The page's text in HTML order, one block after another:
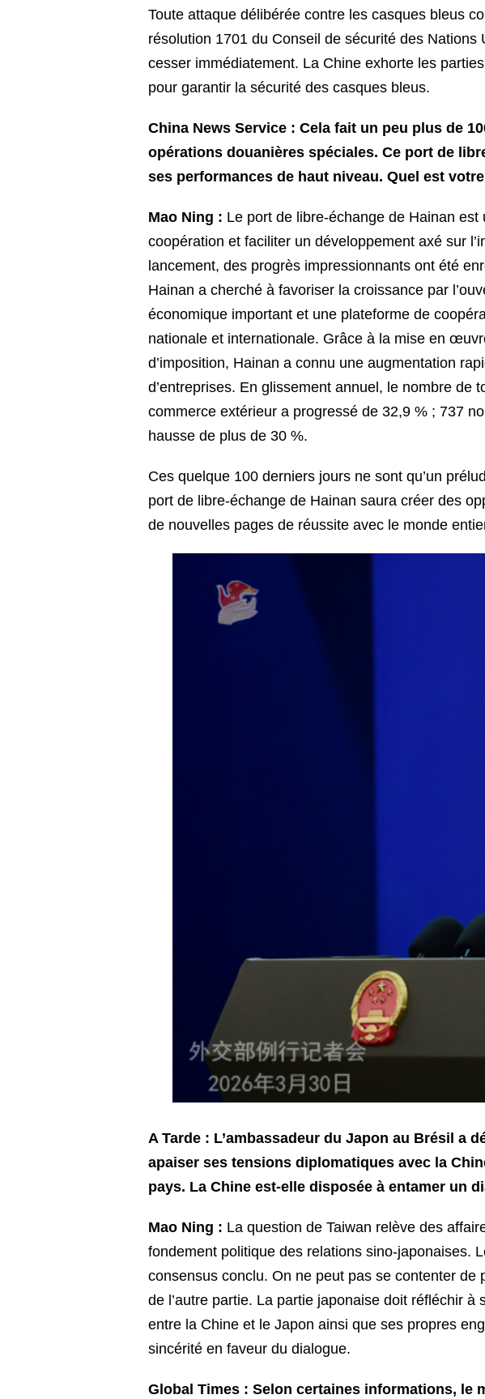
Toute attaque délibérée contre les casques bleus
résolution 1701 du Conseil de sécurité des
cesser immédiatement. La Chine exhorte les
pour garantir la sécurité des casques bleus.
China News Service : Cela fait un peu plus de
opérations douanières spéciales. Ce port de
ses performances de haut niveau. Quel est
Mao Ning : Le port de libre-échange de Hainan
coopération et faciliter un développement axé sur
lancement, des progrès impressionnants ont été
Hainan a cherché à favoriser la croissance par
économique important et une plateforme de
nationale et internationale. Grâce à la mise en
d’imposition, Hainan a connu une augmentation
d’entreprises. En glissement annuel, le nombre
commerce extérieur a progressé de 32,9 % ; 737
hausse de plus de 30 %.
Ces quelque 100 derniers jours ne sont qu’un
port de libre-échange de Hainan saura créer des
de nouvelles pages de réussite avec le monde
A Tarde : L’ambassadeur du Japon au Brésil a
apaiser ses tensions diplomatiques avec la
pays. La Chine est-elle disposée à entamer un
Mao Ning : La question de Taiwan relève des
fondement politique des relations sino-japonaises.
consensus conclu. On ne peut pas se contenter
de l’autre partie. La partie japonaise doit réfléchir
entre la Chine et le Japon ainsi que ses propres
sincérité en faveur du dialogue.
Global Times : Selon certaines informations, le